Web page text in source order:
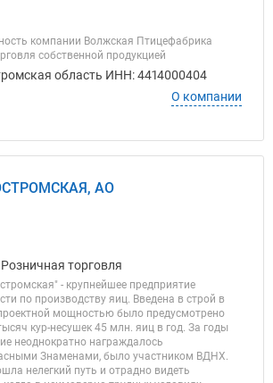
компании Волжская Птицефабрика
собственной продукцией
область ИНН: 4414000404
О компании
АО
торговля
- крупнейшее предприятие
по производству яиц. Введена в строй в
мощностью было предусмотрено
кур-несушек 45 млн. яиц в год. За годы
неоднократно награждалось
Знаменами, было участником ВДНХ.
нелегкий путь и отрадно видеть